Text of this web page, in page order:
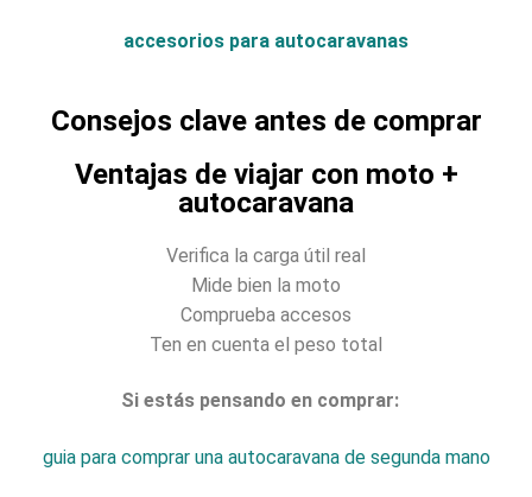
accesorios para autocaravanas
Consejos clave antes de comprar
Ventajas de viajar con moto +
autocaravana
Verifica la carga útil real
Mide bien la moto
Comprueba accesos
Ten en cuenta el peso total
Si estás pensando en comprar:
guia para comprar una autocaravana de segunda mano